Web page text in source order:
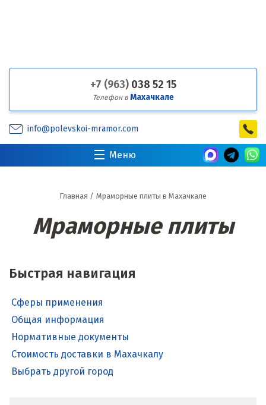
+7 (963) 038 52 15
Телефон в Махачкале
info@polevskoi-mramor.com
Меню
Главная / Мраморные плиты в Махачкале
Мраморные плиты
Быстрая навигация
Сферы применения
Общая информация
Нормативные документы
Стоимость доставки в Махачкалу
Выбрать другой город